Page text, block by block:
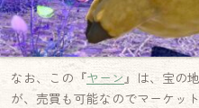
なお、この『ヤーン 』は、宝の
が、売買も可能なのでマーケッ